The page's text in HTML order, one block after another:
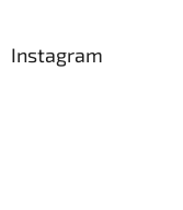
Instagram